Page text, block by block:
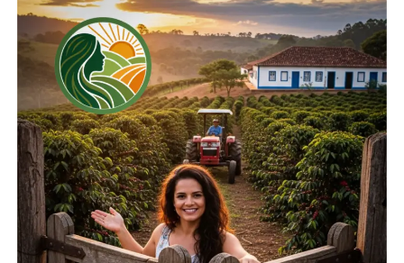
De acordo com o Instituto Nacional de
Meteorologia (Inmet), as temperaturas mínimas no
final de semana ficam perto ou até mesmo abaixo
de zero nas partes altas das Serras do Sul e
também na região da campanha gaúcha. Em Porto
Alegre, capital gaúcha, as mínimas ficam abaixo
dos 10°C a partir da sexta-feira (24) e decorrer do
final de semana, também com sensação térmica
baixa. Há expectativa de geada no Rio Grande do
Sul e parte do Sul Catarinense no final de
semana (Figura 1).Figura 1: Previsão de geada